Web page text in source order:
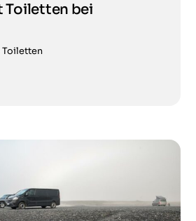
Toiletten bei
Toiletten